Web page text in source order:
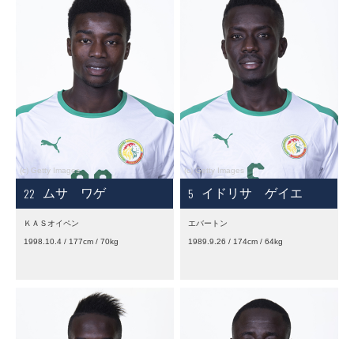
22 ムサ ワゲ
ＫＡＳオイペン
1998.10.4 / 177cm / 70kg
5 イドリサ ゲイエ
エバートン
1989.9.26 / 174cm / 64kg